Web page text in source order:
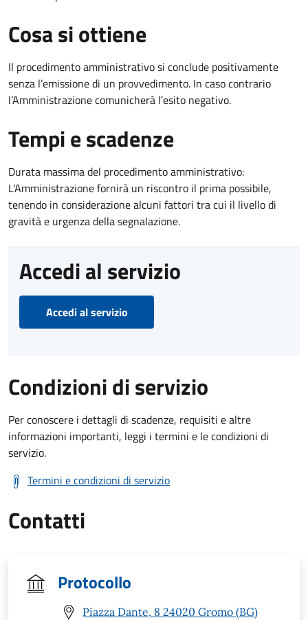
Cosa si ottiene
Il procedimento amministrativo si conclude positivamente
senza l’emissione di un provvedimento. In caso contrario
l’Amministrazione comunicherà l’esito negativo.
Tempi e scadenze
Durata massima del procedimento amministrativo:
L'Amministrazione fornirà un riscontro il prima possibile,
tenendo in considerazione alcuni fattori tra cui il livello di
gravità e urgenza della segnalazione.
Accedi al servizio
Accedi al servizio
Condizioni di servizio
Per conoscere i dettagli di scadenze, requisiti e altre
informazioni importanti, leggi i termini e le condizioni di
servizio.
Termini e condizioni di servizio
Contatti
Protocollo
Piazza Dante, 8 24020 Gromo (BG)